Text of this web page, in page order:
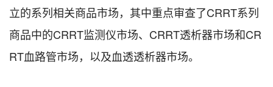
立的系列相关商品市场，其中重点审查了CRRT系列
商品中的CRRT监测仪市场、CRRT透析器市场和CR
RT血路管市场，以及血透透析器市场。